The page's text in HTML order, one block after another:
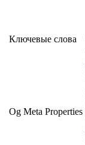
Ключевые слова
Og Meta Properties